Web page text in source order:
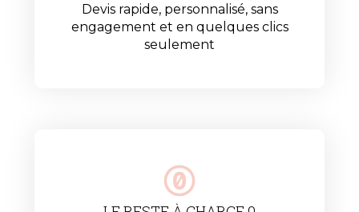
Devis rapide, personnalisé, sans
engagement et en quelques clics
seulement